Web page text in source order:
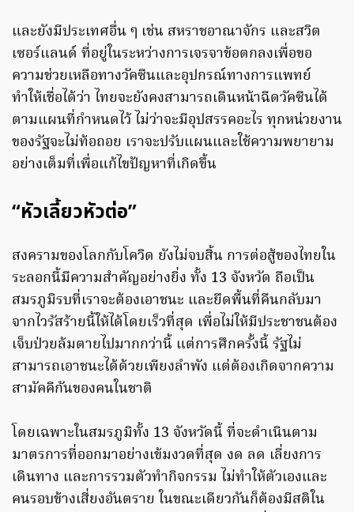
และยังมีประเทศอื่น ๆ เช่น สหราชอาณาจักร และสวิต
เซอร์แลนด์ ที่อยู่ในระหว่างการเจรจาข้อตกลงเพื่อขอ
ความช่วยเหลือทางวัคซีนและอุปกรณ์ทางการแพทย์
ทำให้เชื่อได้ว่า ไทยจะยังคงสามารถเดินหน้าฉีดวัคซีนได้
ตามแผนที่กำหนดไว้ ไม่ว่าจะมีอุปสรรคอะไร ทุกหน่วยงาน
ของรัฐจะไม่ท้อถอย เราจะปรับแผนและใช้ความพยายาม
อย่างเต็มที่เพื่อแก้ไขปัญหาที่เกิดขึ้น
“หัวเลี้ยวหัวต่อ”
สงครามของโลกกับโควิด ยังไม่จบสิ้น การต่อสู้ของไทยใน
ระลอกนี้มีความสำคัญอย่างยิ่ง ทั้ง 13 จังหวัด ถือเป็น
สมรภูมิรบที่เราจะต้องเอาชนะ และยึดพื้นที่คืนกลับมา
จากไวรัสร้ายนี้ให้ได้โดยเร็วที่สุด เพื่อไม่ให้มีประชาชนต้อง
เจ็บป่วยล้มตายไปมากกว่านี้ แต่การศึกครั้งนี้ รัฐไม่
สามารถเอาชนะได้ด้วยเพียงลำพัง แต่ต้องเกิดจากความ
สามัคคีกันของคนในชาติ
โดยเฉพาะในสมรภูมิทั้ง 13 จังหวัดนี้ ที่จะดำเนินตาม
มาตรการที่ออกมาอย่างเข้มงวดที่สุด งด ลด เลี่ยงการ
เดินทาง และการรวมตัวทำกิจกรรม ไม่ทำให้ตัวเองและ
คนรอบข้างเสี่ยงอันตราย ในขณะเดียวกันก็ต้องมีสติใน